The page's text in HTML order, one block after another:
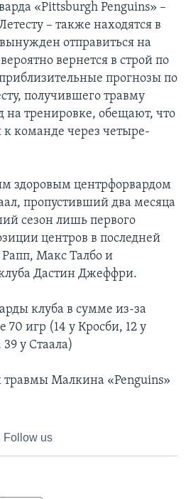
«Pittsburgh Penguins» –
– также находятся в
отправиться на
вернется в строй по
прогнозы по
получившего травму
на тренировке, обещают, что
к команде через четыре-
здоровым центрфорвардом
пропустивший два месяца
сезон лишь первого
центров в последней
Макс Талбо и
Дастин Джеффри.
клуба в сумме из-за
70 игр (14 у Кросби, 12 у
у Стаала)
травмы Малкина «Penguins»
Follow us